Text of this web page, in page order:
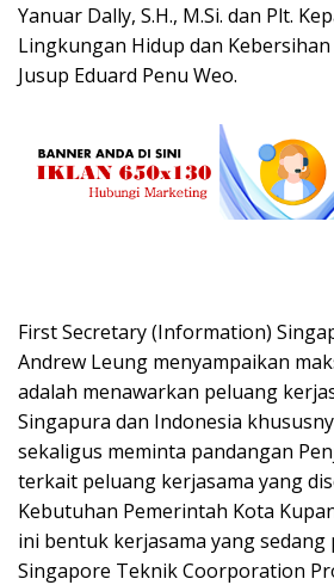
Yanuar Dally, S.H., M.Si. dan Plt.
Lingkungan Hidup dan
Jusup Eduard Penu Weo.
First Secretary (Information)
Andrew Leung menyampaikan
adalah menawarkan peluang
Singapura dan Indonesia
sekaligus meminta pandangan
terkait peluang kerjasama yang
Kebutuhan Pemerintah Kota
ini bentuk kerjasama yang
Singapore Teknik Coorporation